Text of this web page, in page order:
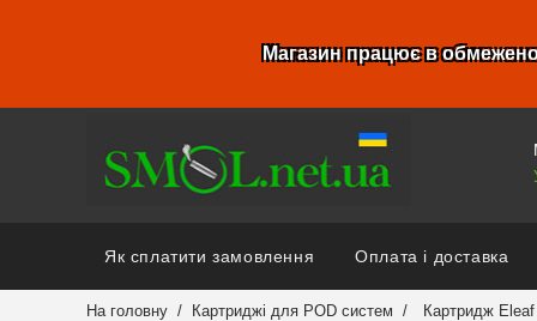
Магазин працює в
Як сплатити замовлення Оплата і доставка
На головну Картриджі для POD систем Картридж